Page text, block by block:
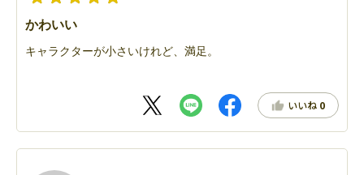
かわいい
キャラクターが小さいけれど、満足。
いいね 0